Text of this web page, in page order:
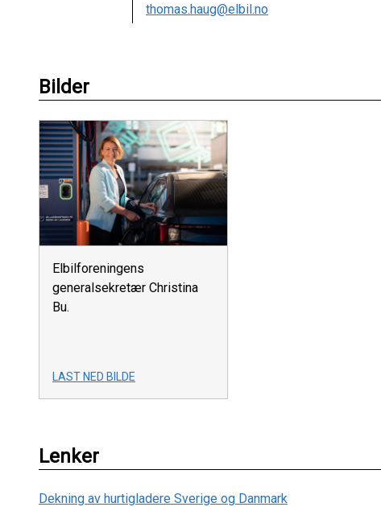
thomas.haug@elbil.no
Bilder
Elbilforeningens
generalsekretær Christina
Bu.
LAST NED BILDE
Lenker
Dekning av hurtigladere Sverige og Danmark